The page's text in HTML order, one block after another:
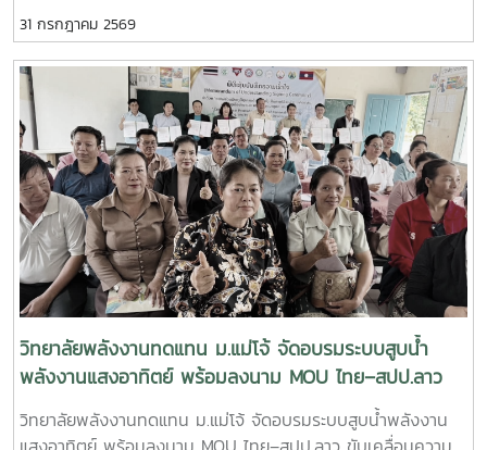
ทั้งสองประเทศ เพื่อยกระดับการพัฒนาทรัพยากรมนุษย์และ
นวัตกรรมด้านพลังงานสะอาด- การประชุมสัมมนาครั้งนี้สะท้อน
ถึงความมุ่งมั่นของทุกภาคส่วนในการร่วมกันขับเคลื่อนการใช้
พลังงานทดแทน การพัฒนางานวิจัย และการถ่ายทอดองค์ความรู้
สู่สังคม พร้อมส่งเสริมความร่วมมือทางวิชาการระหว่าง
ประเทศไทยและ สปป.ลาว ให้สามารถต่อยอดสู่การพัฒนาชุมชน
สังคม และสิ่งแวดล้อมอย่างยั่งยืนในระดับนานาชาติ วิทยาลัย
พลังงานทดแทน มหาวิทยาลัยแม่โจ้ ยังคงเดินหน้าสร้างเครือข่าย
ความร่วมมือกับพันธมิตรทั้งในและต่างประเทศ เพื่อร่วมพัฒนา
องค์ความรู้ เทคโนโลยี และนวัตกรรมด้านพลังงานสะอาด อันเป็น
รากฐานสำคัญของการพัฒนาที่ยั่งยืนในภูมิภาคอาเซียน
ศาสตราจารย์ ดร.นิกราน หอมดวง คณบดีวิทยาลัยพลังงาน
ทดแทน พร้อมด้วย ผู้ช่วยศาสตราจารย์ ดร.กิตติกร สาสุจิตต์
รองคณบดีฝ่ายบริหาร, ผู้ช่วยศาสตราจารย์ ดร.ยิ่งรักษ์ อรรถเวช
กุล รองคณบดีฝ่ายวิจัยและบริการวิชาการ คณาจารย์ และ
บุคลากร ลงพื้นที่จัดกิจกรรมบริการวิชาการนานาชาติ ณ
วิทยาลัยเทคนิควิชาชีพหลวงพระบาง แขวงหลวงพระบาง
สาธารณรัฐประชาธิปไตยประชาชนลาว กิจกรรมจัดขึ้นภายใต้
โครงการ “การใช้พลังงานทดแทนเพื่อการปรับตัวต่อการ
เปลี่ยนแปลงสภาพภูมิอากาศ” โดยมุ่งถ่ายทอดองค์ความรู้ด้าน
พลังงานแสงอาทิตย์ ทั้งภาคทฤษฎีและภาคปฏิบัติ เพื่อพัฒนา
ศักยภาพของผู้บริหาร คณาจารย์ บุคลากร และนักศึกษา ให้
สามารถประยุกต์ใช้เทคโนโลยีพลังงานทดแทนได้อย่างมี
ประสิทธิภาพและเกิดประโยชน์สูงสุด กิจกรรมสำคัญ ประกอบ
ด้วย- บรรยายหลักการทำงานของระบบผลิตไฟฟ้าพลังงานแสง
ระบบสูบน้ำพลังงานแสงอาทิตย์ตามหลักวิชาการ- ถ่ายทอด
31 กรกฎาคม 2569
วิทยาลัยพลังงานทดแทน ม.แม่โจ้ จัดอบรมระบบสูบน้ำ
พลังงานแสงอาทิตย์ พร้อมลงนาม MOU ไทย–สปป.ลาว
ขับเคลื่อนความร่วมมือด้านพลังงานสะอาดและการพัฒนาที่
ยั่งยืน
วิทยาลัยพลังงานทดแทน ม.แม่โจ้ จัดอบรมระบบสูบน้ำพลังงาน